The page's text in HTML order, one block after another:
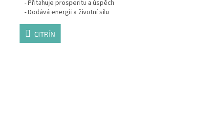
- Přitahuje prosperitu a úspěch
- Dodává energii a životní sílu
CITRÍN